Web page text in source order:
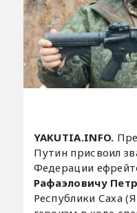
YAKUTIA.INFO.
Путин присвоил
Федерации
Рафаэловичу
Республики Саха